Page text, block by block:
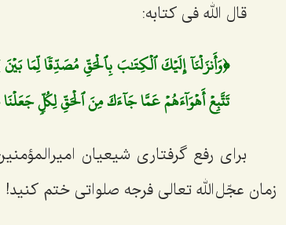
قال الله فی کتابه:
﴿وَأَنزَلۡنَآ إِلَيۡكَ ٱلۡكِتَٰبَ بِٱلۡحَقِّ مُصَدِّقٗا لِّمَا
تَتَّبِعۡ أَهۡوَآءَهُمۡ عَمَّا جَآءَكَ مِنَ ٱلۡحَقِّ لِكُلّٖ
برای رفع گرفتاری شیعیان
زمان عجّل الله تعالی فرجه صلواتی ختم کنید!